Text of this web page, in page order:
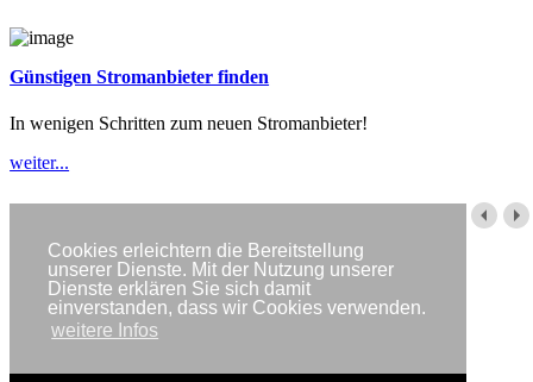
Cookies erleichtern die Bereitstellung
unserer Dienste. Mit der Nutzung unserer
Dienste erklären Sie sich damit
einverstanden, dass wir Cookies verwenden.
weitere Infos
Günstigen Stromanbieter finden
In wenigen Schritten zum neuen Stromanbieter!
weiter...
Impressum
Datenschutzerklärung
Kontakt
Newsletter
Copyright © IWR 2026